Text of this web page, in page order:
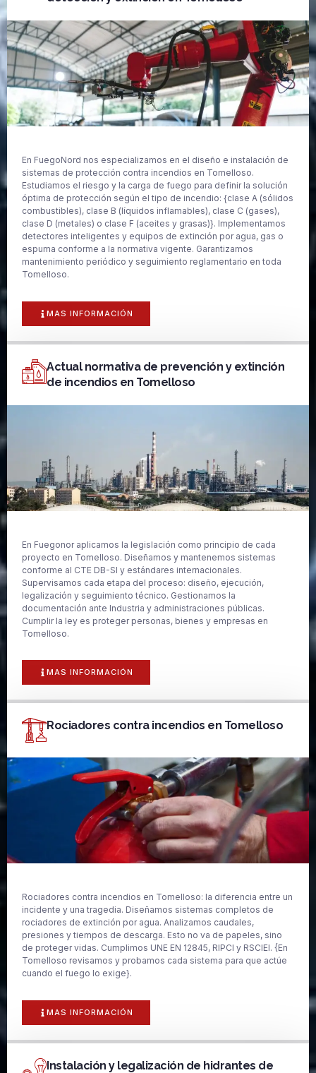
En FuegoNord nos especializamos en el diseño e instalación de
sistemas de protección contra incendios en Tomelloso.
Estudiamos el riesgo y la carga de fuego para definir la solución
óptima de protección según el tipo de incendio: {clase A (sólidos
combustibles), clase B (líquidos inflamables), clase C (gases),
clase D (metales) o clase F (aceites y grasas)}. Implementamos
detectores inteligentes y equipos de extinción por agua, gas o
espuma conforme a la normativa vigente. Garantizamos
mantenimiento periódico y seguimiento reglamentario en toda
Tomelloso.
MAS INFORMACIÓN
Actual normativa de prevención y extinción
de incendios en Tomelloso
En Fuegonor aplicamos la legislación como principio de cada
proyecto en Tomelloso. Diseñamos y mantenemos sistemas
conforme al CTE DB-SI y estándares internacionales.
Supervisamos cada etapa del proceso: diseño, ejecución,
legalización y seguimiento técnico. Gestionamos la
documentación ante Industria y administraciones públicas.
Cumplir la ley es proteger personas, bienes y empresas en
Tomelloso.
MAS INFORMACIÓN
Rociadores contra incendios en Tomelloso
Rociadores contra incendios en Tomelloso: la diferencia entre un
incidente y una tragedia. Diseñamos sistemas completos de
rociadores de extinción por agua. Analizamos caudales,
presiones y tiempos de descarga. Esto no va de papeles, sino
de proteger vidas. Cumplimos UNE EN 12845, RIPCI y RSCIEI. {En
Tomelloso revisamos y probamos cada sistema para que actúe
cuando el fuego lo exige}.
MAS INFORMACIÓN
Instalación y legalización de hidrantes de